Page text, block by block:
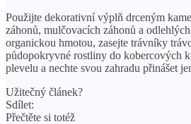
Použijte dekorativní výplň drceným
záhonů, mulčovacích záhonů a
organickou hmotou, zasejte trávníky
půdopokryvné rostliny do kobercových
plevelu a nechte svou zahradu přinášet
Užitečný článek?
Sdílet:
Přečtěte si totéž